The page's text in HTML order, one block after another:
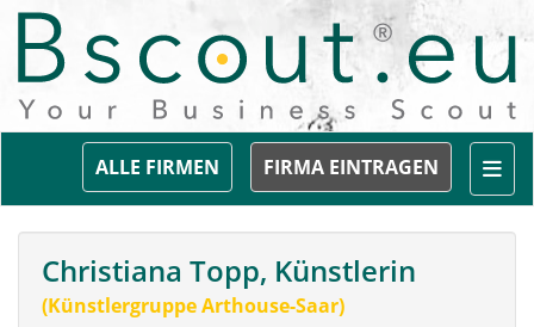
FIRMA EINTRAGEN
ALLE FIRMEN
Christiana Topp, Künstlerin
(Künstlergruppe Arthouse-Saar)